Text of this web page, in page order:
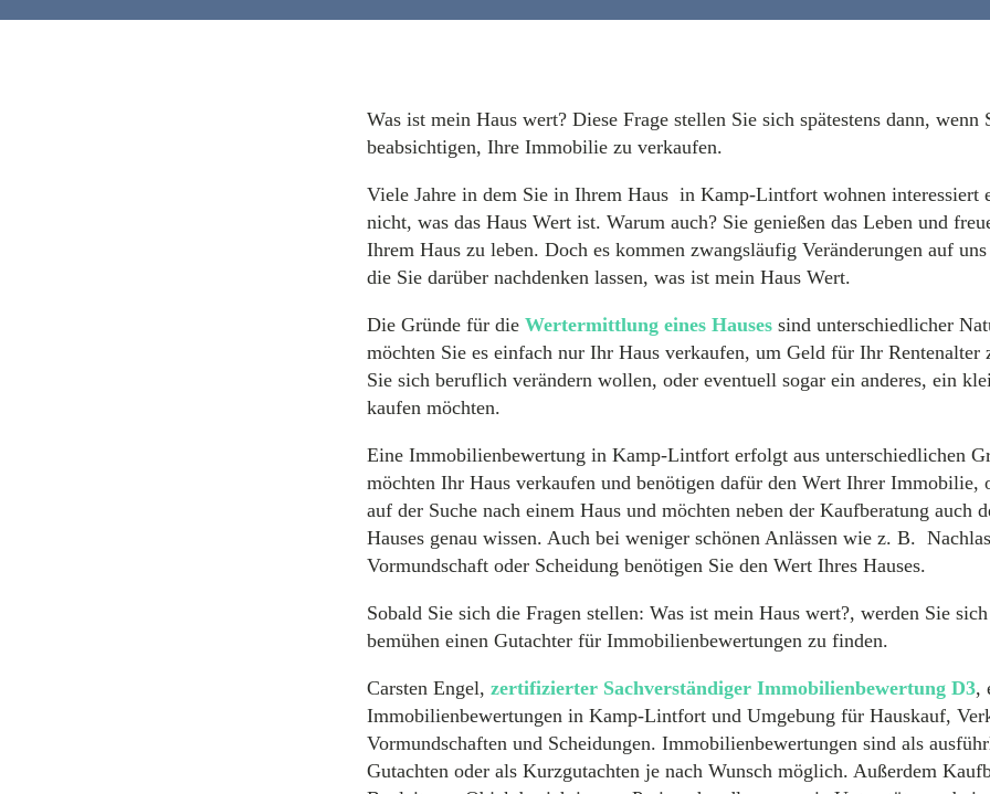
Was ist mein Haus wert? Diese Frage stellen Sie sich spätestens dann, wenn
beabsichtigen, Ihre Immobilie zu verkaufen.
Viele Jahre in dem Sie in Ihrem Haus in Kamp-Lintfort wohnen interessiert
nicht, was das Haus Wert ist. Warum auch? Sie genießen das Leben und
Ihrem Haus zu leben. Doch es kommen zwangsläufig Veränderungen auf
die Sie darüber nachdenken lassen, was ist mein Haus Wert.
Die Gründe für die Wertermittlung eines Hauses sind unterschiedlicher
möchten Sie es einfach nur Ihr Haus verkaufen, um Geld für Ihr Rentenalter
Sie sich beruflich verändern wollen, oder eventuell sogar ein anderes, ein
kaufen möchten.
Eine Immobilienbewertung in Kamp-Lintfort erfolgt aus unterschiedlichen
möchten Ihr Haus verkaufen und benötigen dafür den Wert Ihrer Immobilie,
auf der Suche nach einem Haus und möchten neben der Kaufberatung auch
Hauses genau wissen. Auch bei weniger schönen Anlässen wie z. B.
Vormundschaft oder Scheidung benötigen Sie den Wert Ihres Hauses.
Sobald Sie sich die Fragen stellen: Was ist mein Haus wert?, werden Sie
bemühen einen Gutachter für Immobilienbewertungen zu finden.
Carsten Engel, zertifizierter Sachverständiger Immobilienbewertung D3,
Immobilienbewertungen in Kamp-Lintfort und Umgebung für Hauskauf,
Vormundschaften und Scheidungen. Immobilienbewertungen sind als
Gutachten oder als Kurzgutachten je nach Wunsch möglich. Außerdem